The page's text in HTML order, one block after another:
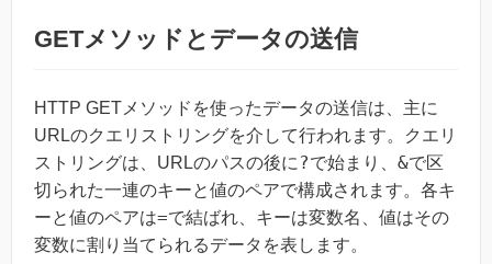
GETメソッドとデータの送信
HTTP GETメソッドを使ったデータの送信は、主に
URLのクエリストリングを介して行われます。クエリ
ストリングは、URLのパスの後に ?で始まり、 &で区
切られた一連のキーと値のペアで構成されます。各キ
ーと値のペアは=で結ばれ、キーは変数名、値はその
変数に割り当てられるデータを表します。